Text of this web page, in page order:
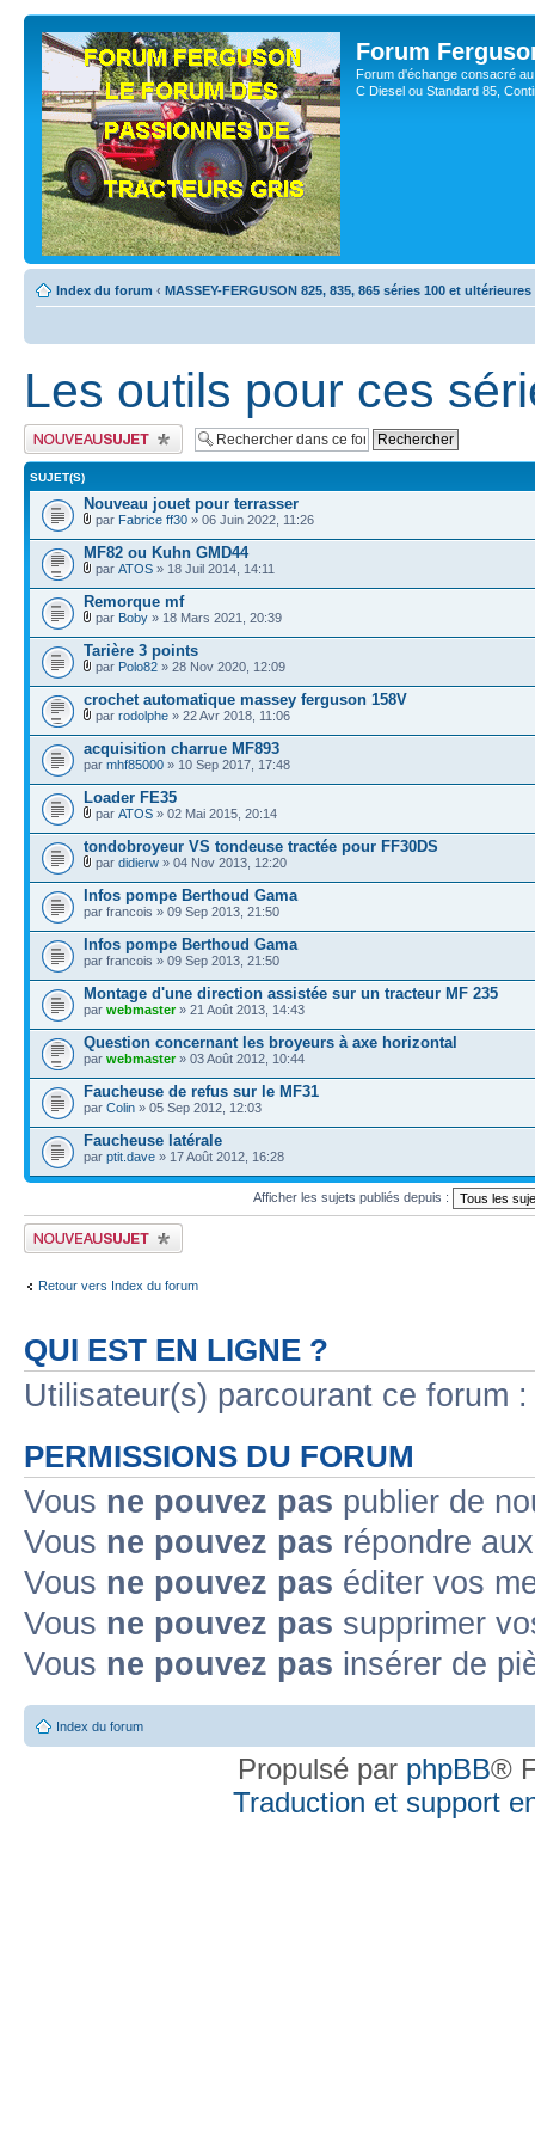
Forum
Forum d'échange consacré
C Diesel ou Standard 85,
Index du forum ‹ MASSEY-FERGUSON 825, 835, 865 séries 100 et ultérieures
Les outils pour ces
Publier un nouveau sujet
SUJET(S)
Nouveau jouet pour terrasser
par Fabrice ff30 » 06 Juin 2022, 11:26
MF82 ou Kuhn GMD44
par ATOS » 18 Juil 2014, 14:11
Remorque mf
par Boby » 18 Mars 2021, 20:39
Tarière 3 points
par Polo82 » 28 Nov 2020, 12:09
crochet automatique massey ferguson 158V
par rodolphe » 22 Avr 2018, 11:06
acquisition charrue MF893
par mhf85000 » 10 Sep 2017, 17:48
Loader FE35
par ATOS » 02 Mai 2015, 20:14
tondobroyeur VS tondeuse tractée pour FF30DS
par didierw » 04 Nov 2013, 12:20
Infos pompe Berthoud Gama
par francois » 09 Sep 2013, 21:50
Infos pompe Berthoud Gama
par francois » 09 Sep 2013, 21:50
Montage d'une direction assistée sur un tracteur MF 235
par webmaster» 21 Août 2013, 14:43
Question concernant les broyeurs à axe horizontal
par webmaster» 03 Août 2012, 10:44
Faucheuse de refus sur le MF31
par Colin » 05 Sep 2012, 12:03
Faucheuse latérale
par ptit.dave » 17 Août 2012, 16:28
Afficher les sujets publiés depuis :
Publier un nouveau sujet
Retour vers Index du forum
QUI EST EN LIGNE ?
Utilisateur(s) parcourant ce forum
PERMISSIONS DU FORUM
Vous ne pouvez pas publier de
Vous ne pouvez pas répondre
Vous ne pouvez pas éditer vos
Vous ne pouvez pas supprimer
Vous ne pouvez pas insérer de
Index du forum
Propulsé par phpBB®
Traduction et support